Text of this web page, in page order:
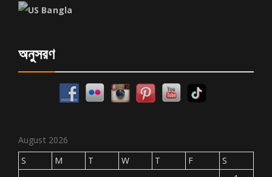
অনুসরণ
August 2026
S
M T W T F
S